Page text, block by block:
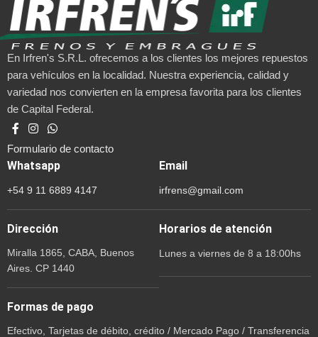
En Irfren's S.R.L. ofrecemos a los clientes los mejores repuestos
para vehículos en la localidad. Nuestra experiencia, calidad y
variedad nos convierten en la empresa favorita para los clientes
de Capital Federal.
Formulario de contacto
Whatsapp
+54 9 11 6889 4147
Email
irfrens@gmail.com
Dirección
Miralla 1865, CABA, Buenos
Aires. CP 1440
Horarios de atención
Lunes a viernes de 8 a 18:00hs
Formas de pago
Efectivo, Tarjetas de débito, crédito / Mercado Pago / Transferencia